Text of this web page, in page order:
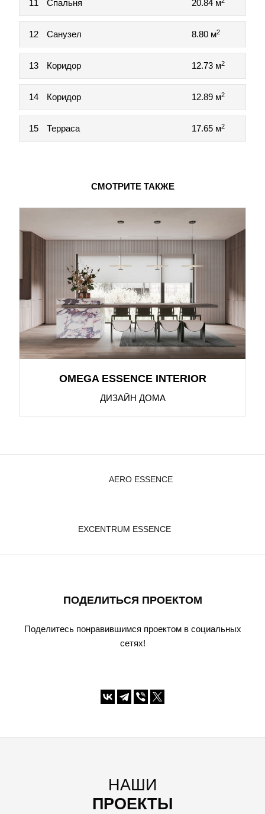
11 Спальня 20.84 м
12 Санузел 8.80 м2
13 Коридор 12.73 м2
14 Коридор 12.89 м2
15 Терраса 17.65 м2
СМОТРИТЕ ТАКЖЕ
OMEGA ESSENCE INTERIOR
ДИЗАЙН ДОМА
AERO ESSENCE
EXCENTRUM ESSENCE
ПОДЕЛИТЬСЯ ПРОЕКТОМ
Поделитесь понравившимся проектом в социальных
сетях!
НАШИ
ПРОЕКТЫ